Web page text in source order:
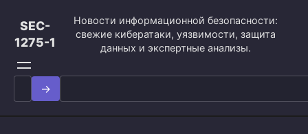
контенту
SEC-
1275-1
Новости информационной безопасности:
свежие кибератаки, уязвимости, защита
данных и экспертные анализы.
Search
for: